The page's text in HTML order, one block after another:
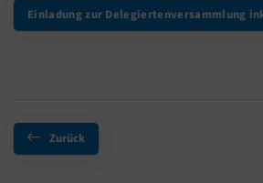
Einladung zur Delegiertenversammlung
Zurück